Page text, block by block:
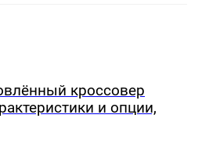
кроссовер
и опции,